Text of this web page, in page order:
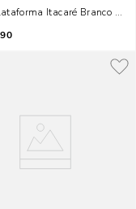
Itacaré Branco E